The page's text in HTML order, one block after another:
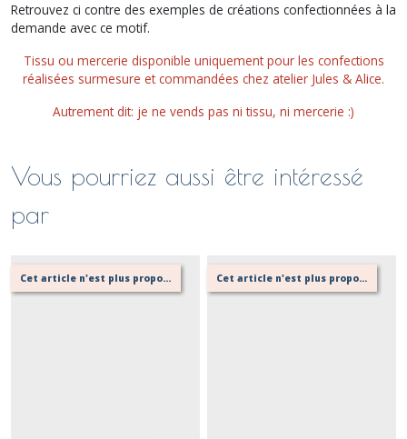
Retrouvez ci contre des exemples de créations confectionnées à la
demande avec ce motif.
Tissu ou mercerie disponible uniquement pour les confections
réalisées surmesure et commandées chez atelier Jules & Alice.
Autrement dit: je ne vends pas ni tissu, ni mercerie :)
Vous pourriez aussi être intéressé
par
Cet article n'est plus proposé, retournez au menu principal ou contactez moi! Cet article n'est plus proposé, retournez au menu principal ou contactez moi!